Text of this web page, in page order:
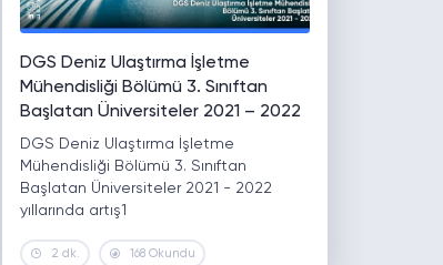
DGS Deniz Ulaştırma İşletme
Mühendisliği Bölümü 3. Sınıftan
Başlatan Üniversiteler 2021 – 2022
DGS Deniz Ulaştırma İşletme
Mühendisliği Bölümü 3. Sınıftan
Başlatan Üniversiteler 2021 - 2022
yıllarında artış1
2 dk. 168 Okundu